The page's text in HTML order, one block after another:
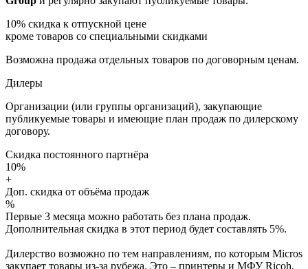
10% скидка к отпускной цене
кроме товаров со специальными скидками
Возможна продажа отдельных товаров по договорным ценам.
Дилеры
Организации (или группы организаций), закупающие
публикуемые товары и имеющие план продаж по дилерскому
договору.
Скидка постоянного партнёра
10%
+
Доп. скидка от объёма продаж
%
Первые 3 месяца можно работать без плана продаж.
Дополнительная скидка в этот период будет составлять 5%.
Дилерство возможно по тем направлениям, по которым Micros
закупает товары из-за рубежа. Это – принтеры и МФУ Ricoh,